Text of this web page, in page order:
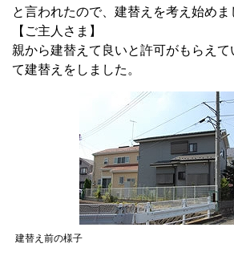
と言われたので、建替えを考え始めま
【ご主人さま】
親から建替えて良いと許可がもらえ
て建替えをしました。
建替え前の様子